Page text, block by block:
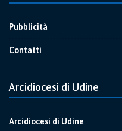
Pubblicità
Contatti
Arcidiocesi di Udine
Arcidiocesi di Udine